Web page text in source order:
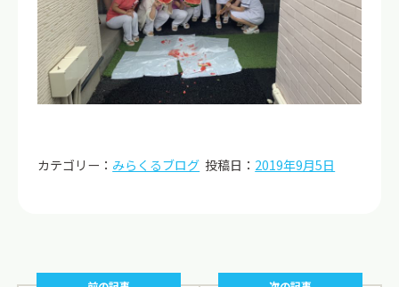
カテゴリー： みらくるブログ 投稿日： 2019年9月5日